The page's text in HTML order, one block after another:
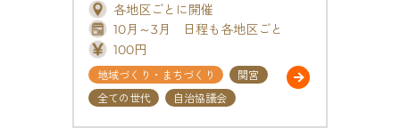
各地区ごとに開催
10月～3月 日程も各地区ごと
100円
地域づくり・まちづくり
関宮
全ての世代
自治協議会